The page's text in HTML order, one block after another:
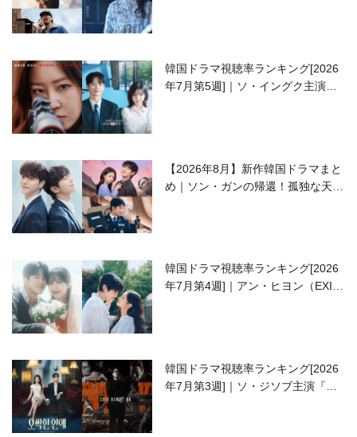
韓国ドラマ視聴率ランキング[2026
年7月第5週]｜ソ・イングク主演の
【2026年8月】新作韓国ドラマまと
め｜ソン・ガンの帰還！孤独な天才
韓国ドラマ視聴率ランキング[2026
年7月第4週]｜アン・ヒヨン（EXID
韓国ドラマ視聴率ランキング[2026
年7月第3週]｜ソ・ジソブ主演『エ